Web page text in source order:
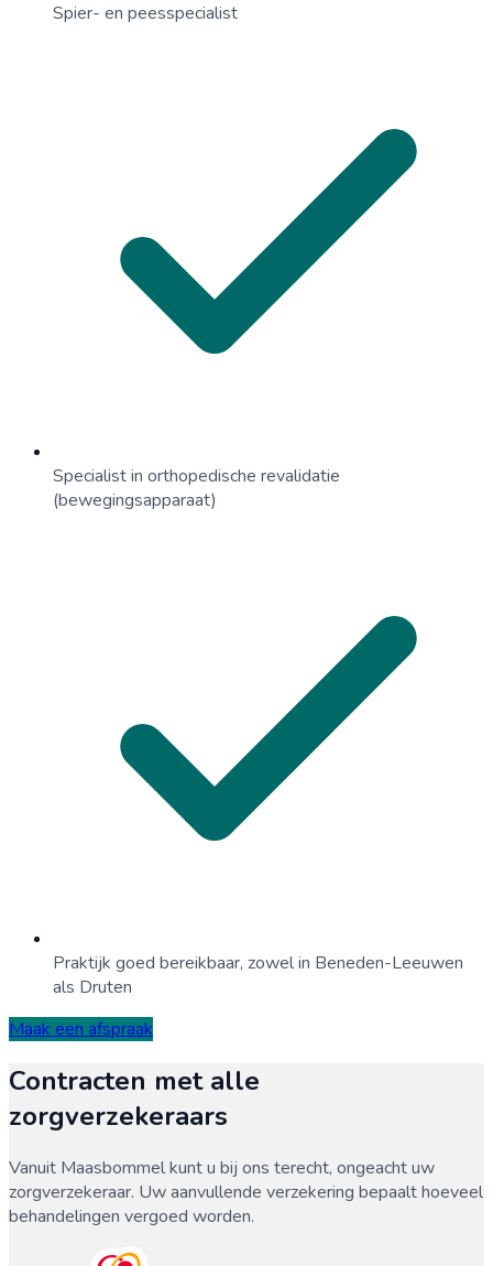
Spier- en peesspecialist
Specialist in orthopedische revalidatie
(bewegingsapparaat)
Praktijk goed bereikbaar, zowel in Beneden-Leeuwen
als Druten
Maak een afspraak
Contracten met alle
zorgverzekeraars
Vanuit Maasbommelkunt u bij ons terecht, ongeacht uw
zorgverzekeraar. Uw aanvullende verzekering bepaalt hoeveel
behandelingen vergoed worden.